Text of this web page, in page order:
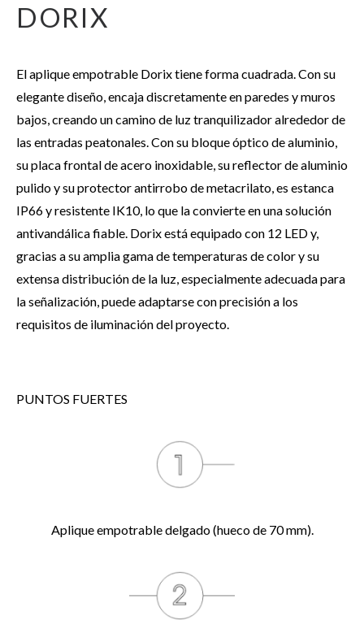
DORIX
El aplique empotrable Dorix tiene forma cuadrada. Con su
elegante diseño, encaja discretamente en paredes y muros
bajos, creando un camino de luz tranquilizador alrededor de
las entradas peatonales. Con su bloque óptico de aluminio,
su placa frontal de acero inoxidable, su reflector de aluminio
pulido y su protector antirrobo de metacrilato, es estanca
IP66 y resistente IK10, lo que la convierte en una solución
antivandálica fiable. Dorix está equipado con 12 LED y,
gracias a su amplia gama de temperaturas de color y su
extensa distribución de la luz, especialmente adecuada para
la señalización, puede adaptarse con precisión a los
requisitos de iluminación del proyecto.
PUNTOS FUERTES
Aplique empotrable delgado (hueco de 70 mm).